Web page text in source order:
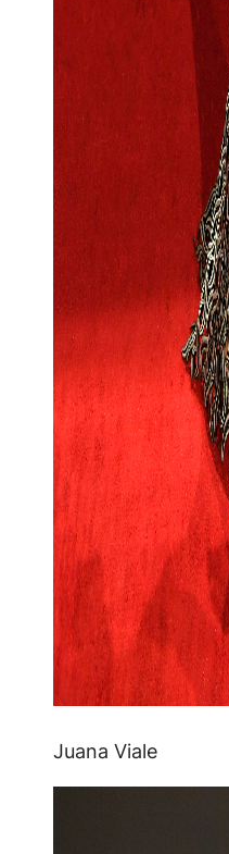
Juana Viale